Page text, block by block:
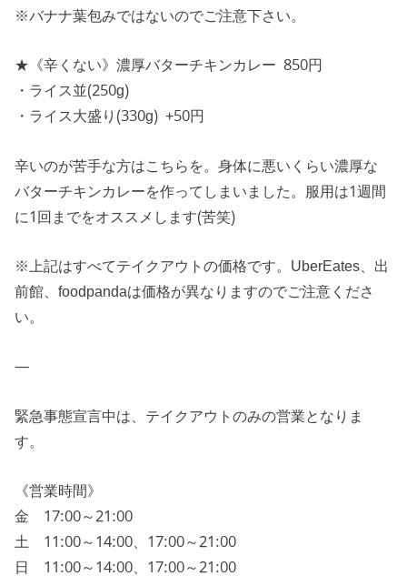
※バナナ葉包みではないのでご注意下さい。
★《辛くない》濃厚バターチキンカレー 850円
・ライス並(250g)
・ライス大盛り(330g) +50円
辛いのが苦手な方はこちらを。身体に悪いくらい濃厚な
バターチキンカレーを作ってしまいました。服用は1週間
に1回までをオススメします(苦笑)
※上記はすべてテイクアウトの価格です。UberEates、出
前館、foodpandaは価格が異なりますのでご注意くださ
い。
—
緊急事態宣言中は、テイクアウトのみの営業となりま
す。
《営業時間》
金 17:00～21:00
土 11:00～14:00、17:00～21:00
日 11:00～14:00、17:00～21:00